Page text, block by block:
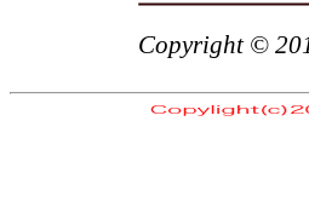
Copyright ©